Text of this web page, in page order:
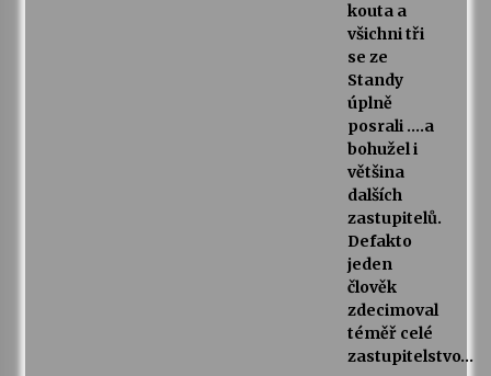
kouta a
všichni tři
se ze
Standy
úplně
posrali ….a
bohužel i
většina
dalších
zastupitelů.
Defakto
jeden
člověk
zdecimoval
téměř celé
zastupitelstvo…